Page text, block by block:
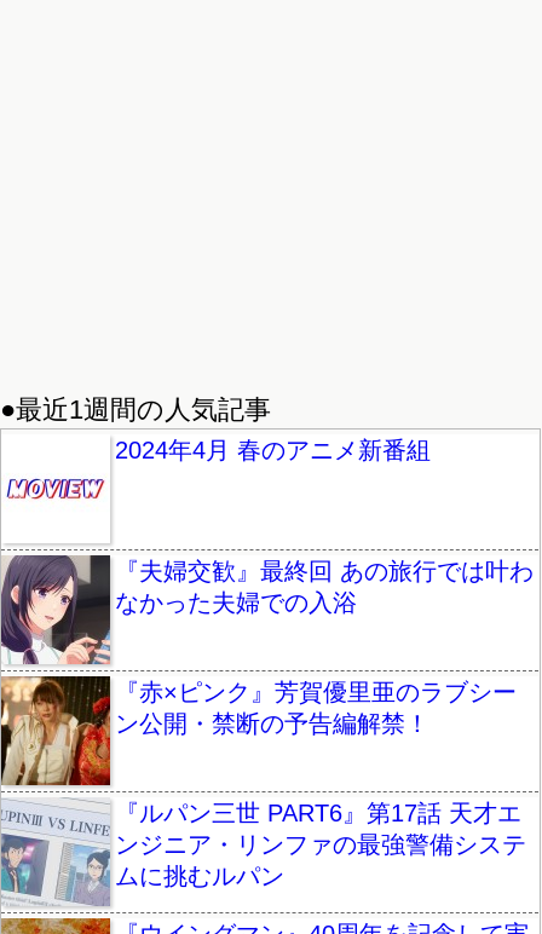
●最近1週間の人気記事
2024年4月 春のアニメ新番組
『夫婦交歓』最終回 あの旅行では叶わ
なかった夫婦での入浴
『赤×ピンク』芳賀優里亜のラブシー
ン公開・禁断の予告編解禁！
『ルパン三世 PART6』第17話 天才エ
ンジニア・リンファの最強警備システ
ムに挑むルパン